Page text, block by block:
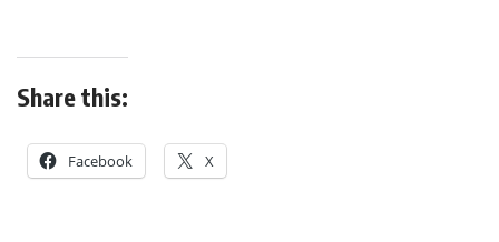
Share this:
Facebook X